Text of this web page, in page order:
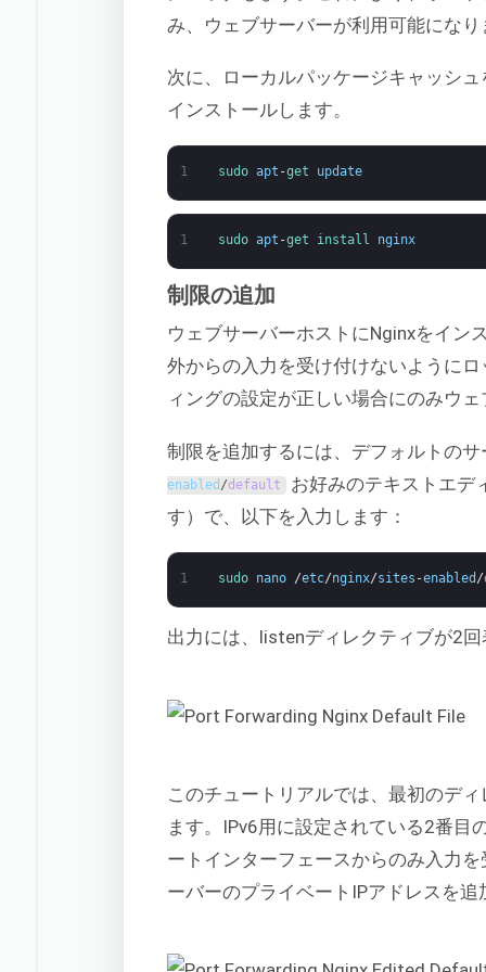
み、ウェブサーバーが利用可能になり
次に、ローカルパッケージキャッシ
インストールします。
1 sudo apt -get update
1 sudo apt -get install nginx
制限の追加
ウェブサーバーホストにNginxをイン
外からの入力を受け付けないように
ィングの設定が正しい場合にのみウ
制限を追加するには、デフォルトの
enabled/default
お好みのテキストエデ
す）で、以下を入力します：
1 sudo nano /etc/nginx/sites -enabled /
出力には、listenディレクティブが2
このチュートリアルでは、最初のデ
ます。IPv6用に設定されている2番目
ートインターフェースからのみ入力
ーバーのプライベートIPアドレスを